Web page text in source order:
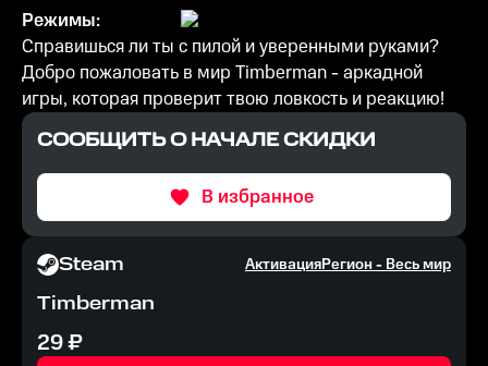
Режимы:
Справишься ли ты с пилой и уверенными руками?
Добро пожаловать в мир Timberman - аркадной
игры, которая проверит твою ловкость и реакцию!
СООБЩИТЬ О НАЧАЛЕ СКИДКИ
В избранное
Steam АктивацияРегион -Весь мир
Timberman
29₽